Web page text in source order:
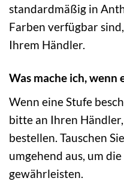
standardmäßig in
Farben verfügbar
Ihrem Händler.
Was mache ich, wenn
Wenn eine Stufe
bitte an Ihren
bestellen. Tauschen
umgehend aus, um
gewährleisten.